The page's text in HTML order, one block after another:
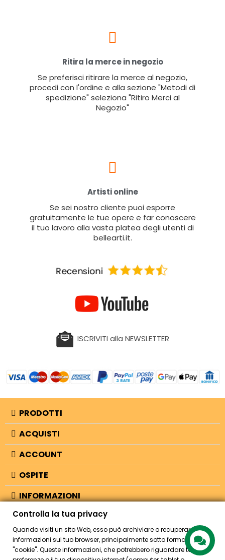
Ritira la merce in negozio
Se preferisci ritirare la merce al negozio,
procedi con l'ordine e alla sezione "Metodi di
spedizione" seleziona "Ritiro Merci al
Negozio"
Artisti online
Se sei nostro cliente puoi esporre
gratuitamente le tue opere e far conoscere
il tuo lavoro alla vasta platea degli utenti di
bellearti.it.
ISCRIVITI alla NEWSLETTER
PRODOTTI
ACQUISTI
ACCOUNT
OSPITE
INFORMAZIONI
NEGOZIO
© 2026 - Bellearti.it -credits
Controlla la tua privacy
Quando visiti un sito Web, esso può archiviare o recuperare
informazioni sul tuo browser, principalmente sotto forma di
"cookie". Queste informazioni, che potrebbero riguardare te, le tue